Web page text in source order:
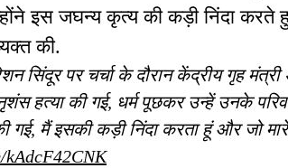
इस जघन्य कृत्य की कड़ी निंदा करते
की.
सिंदूर पर चर्चा के दौरान केंद्रीय गृह मंत्री
हत्या की गई, धर्म पूछकर उन्हें उनके
गई, मैं इसकी कड़ी निंदा करता हूं और जो